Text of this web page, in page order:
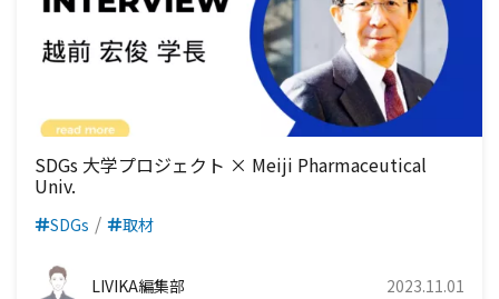
SDGs 大学プロジェクト × Meiji Pharmaceutical
Univ.
SDGs 取材
LIVIKA編集部 2023.11.01